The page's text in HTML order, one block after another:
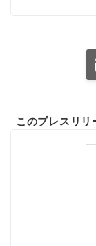
このプレスリリ